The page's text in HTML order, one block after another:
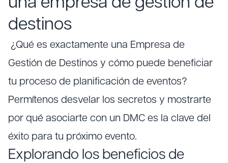
destinos
¿Qué es exactamente una Empresa de
Gestión de Destinos y cómo puede beneficiar
tu proceso de planificación de eventos?
Permítenos desvelar los secretos y mostrarte
por qué asociarte con un DMC es la clave del
éxito para tu próximo evento.
Explorando los beneficios de